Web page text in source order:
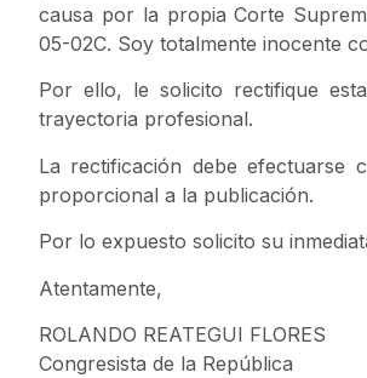
causa por la propia Corte
05-02C. Soy totalmente inocente
Por ello, le solicito rectifique
trayectoria profesional.
La rectificación debe efectuarse
proporcional a la publicación.
Por lo expuesto solicito su
Atentamente,
ROLANDO REATEGUI FLORES
Congresista de la República